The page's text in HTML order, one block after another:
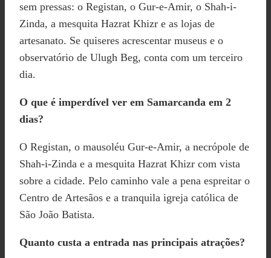
sem pressas: o Registan, o Gur-e-Amir, o Shah-i-
Zinda, a mesquita Hazrat Khizr e as lojas de
artesanato. Se quiseres acrescentar museus e o
observatório de Ulugh Beg, conta com um terceiro
dia.
O que é imperdível ver em Samarcanda em 2
dias?
O Registan, o mausoléu Gur-e-Amir, a necrópole de
Shah-i-Zinda e a mesquita Hazrat Khizr com vista
sobre a cidade. Pelo caminho vale a pena espreitar o
Centro de Artesãos e a tranquila igreja católica de
São João Batista.
Quanto custa a entrada nas principais atrações?